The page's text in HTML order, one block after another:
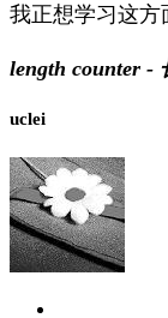
我正想学习这方
length counter -
uclei